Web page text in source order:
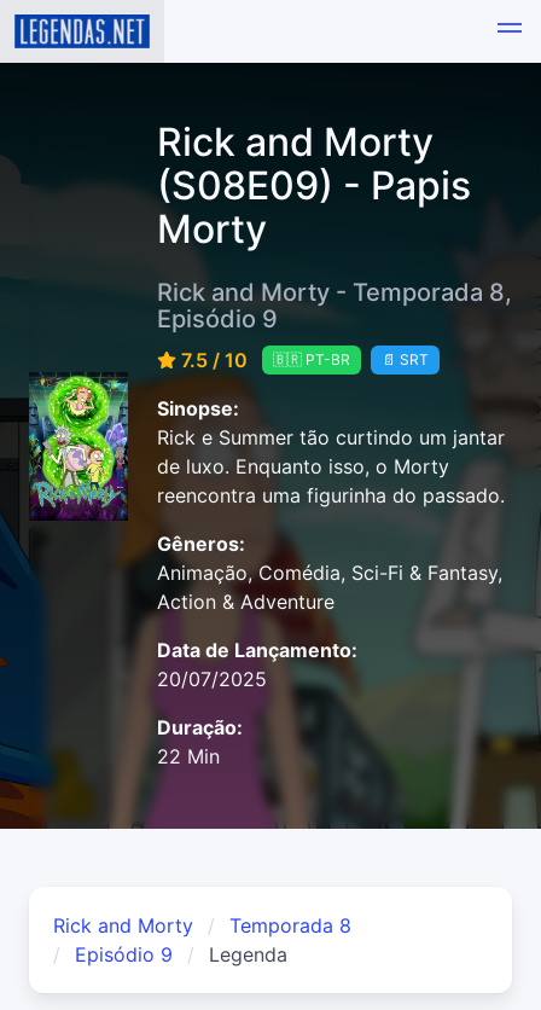
Rick and Morty
(S08E09) - Papis
Morty
Rick and Morty - Temporada 8,
Episódio 9
7.5 / 10 🇧🇷 PT-BR 📄 SRT
Sinopse:
Rick e Summer tão curtindo um jantar
de luxo. Enquanto isso, o Morty
reencontra uma figurinha do passado.
Gêneros:
Animação, Comédia, Sci-Fi & Fantasy,
Action & Adventure
Data de Lançamento:
20/07/2025
Duração:
22 Min
Rick and Morty
Temporada 8
Episódio 9
Legenda